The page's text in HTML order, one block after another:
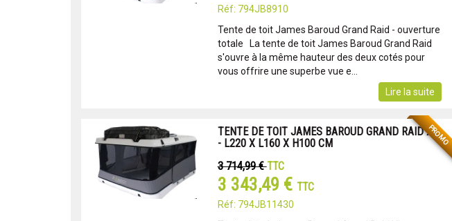
Réf: 794JB8910
Tente de toit James Baroud Grand Raid - ouverture
totale La tente de toit James Baroud Grand Raid
s'ouvre à la même hauteur des deux cotés pour
vous offrire une superbe vue e...
Lire la suite
PROMO
TENTE DE TOIT JAMES BAROUD GRAND RAID XL
- L220 X L160 X H100 CM
3 714,99 €TTC
3 343,49 € TTC
Réf: 794JB11430